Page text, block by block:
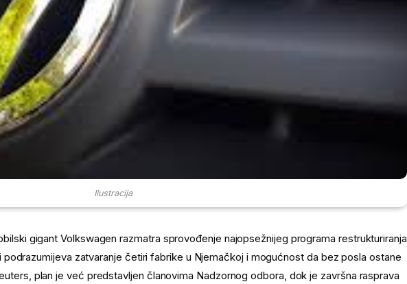
Ilustracija
gigant Volkswagen razmatra sprovođenje najopsežnijeg programa restrukturiranja
zatvaranje četiri fabrike u Njemačkoj i mogućnost da bez posla ostane
plan je već predstavljen članovima Nadzornog odbora, dok je završna rasprava